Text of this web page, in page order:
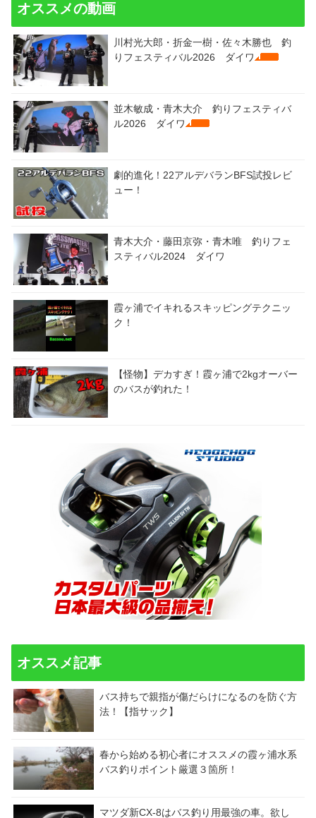
オススメの動画
川村光大郎・折金一樹・佐々木勝也 釣
りフェスティバル2026 ダイワ
並木敏成・青木大介 釣りフェスティバ
ル2026 ダイワ
劇的進化！22アルデバランBFS試投レビ
ュー！
青木大介・藤田京弥・青木唯 釣りフェ
スティバル2024 ダイワ
霞ヶ浦でイキれるスキッピングテクニッ
ク！
【怪物】デカすぎ！霞ヶ浦で2kgオーバー
のバスが釣れた！
オススメ記事
バス持ちで親指が傷だらけになるのを防ぐ方
法！【指サック】
春から始める初心者にオススメの霞ヶ浦水系
バス釣りポイント厳選３箇所！
マツダ新CX-8はバス釣り用最強の車。欲し